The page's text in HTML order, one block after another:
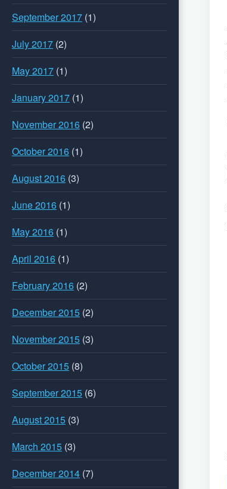
September 2017 (1)
July 2017 (2)
May 2017 (1)
January 2017 (1)
November 2016 (2)
October 2016 (1)
August 2016 (3)
June 2016 (1)
May 2016 (1)
April 2016 (1)
February 2016 (2)
December 2015 (2)
November 2015 (3)
October 2015 (8)
September 2015 (6)
August 2015 (3)
March 2015 (3)
December 2014 (7)